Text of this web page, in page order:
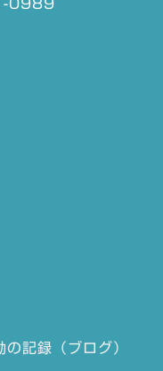
0989
の記録（ブログ）